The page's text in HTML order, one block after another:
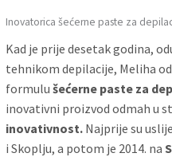
Inovatorica šećerne paste za
Kad je prije desetak godina,
tehnikom depilacije, Meliha
formulušećerne paste za
inovativni proizvod odmah u
inovativnost. Najprije su
i Skoplju, a potom je 2014. na